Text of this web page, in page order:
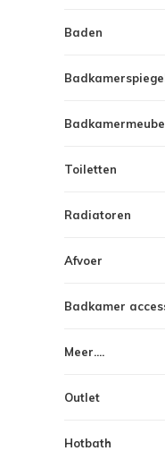
Baden
Toiletten
Radiatoren
Afvoer
Badkamer
Meer....
Outlet
Hotbath